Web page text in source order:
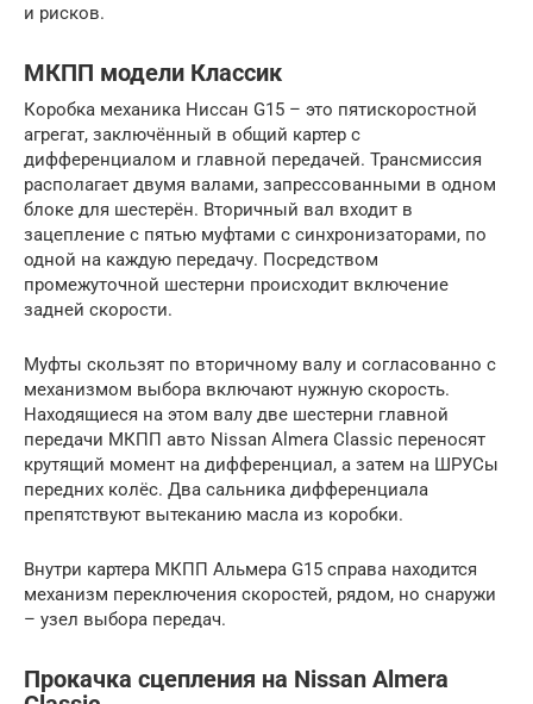
и рисков.
МКПП модели Классик
Коробка механика Ниссан G15 – это пятискоростной
агрегат, заключённый в общий картер с
дифференциалом и главной передачей. Трансмиссия
располагает двумя валами, запрессованными в одном
блоке для шестерён. Вторичный вал входит в
зацепление с пятью муфтами с синхронизаторами, по
одной на каждую передачу. Посредством
промежуточной шестерни происходит включение
задней скорости.
Муфты скользят по вторичному валу и согласованно с
механизмом выбора включают нужную скорость.
Находящиеся на этом валу две шестерни главной
передачи МКПП авто Nissan Almera Classic переносят
крутящий момент на дифференциал, а затем на ШРУСы
передних колёс. Два сальника дифференциала
препятствуют вытеканию масла из коробки.
Внутри картера МКПП Альмера G15 справа находится
механизм переключения скоростей, рядом, но снаружи
– узел выбора передач.
Прокачка сцепления на Nissan Almera